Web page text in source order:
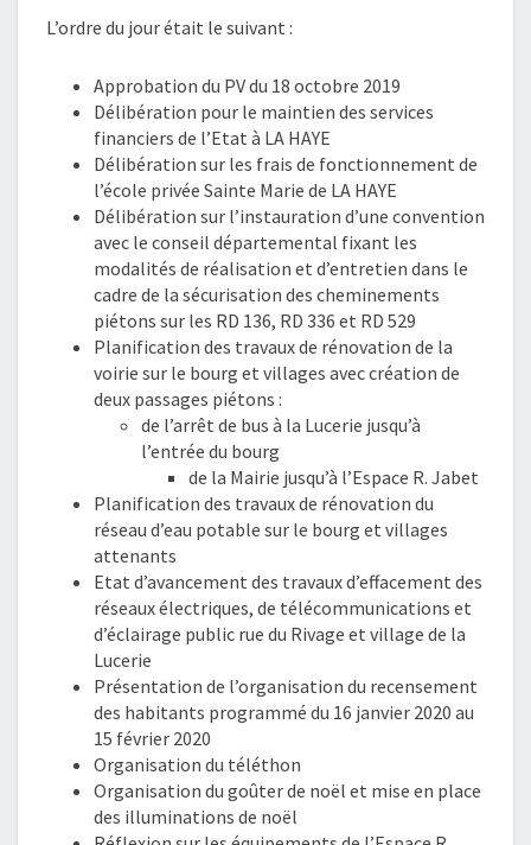
L’ordre du jour était le suivant :
Approbation du PV du 18 octobre 2019
Délibération pour le maintien des services
financiers de l’Etat à LA HAYE
Délibération sur les frais de fonctionnement de
l’école privée Sainte Marie de LA HAYE
Délibération sur l’instauration d’une convention
avec le conseil départemental fixant les
modalités de réalisation et d’entretien dans le
cadre de la sécurisation des cheminements
piétons sur les RD 136, RD 336 et RD 529
Planification des travaux de rénovation de la
voirie sur le bourg et villages avec création de
deux passages piétons :
de l’arrêt de bus à la Lucerie jusqu’à
l’entrée du bourg
de la Mairie jusqu’à l’Espace R. Jabet
Planification des travaux de rénovation du
réseau d’eau potable sur le bourg et villages
attenants
Etat d’avancement des travaux d’effacement des
réseaux électriques, de télécommunications et
d’éclairage public rue du Rivage et village de la
Lucerie
Présentation de l’organisation du recensement
des habitants programmé du 16 janvier 2020 au
15 février 2020
Organisation du téléthon
Organisation du goûter de noël et mise en place
des illuminations de noël